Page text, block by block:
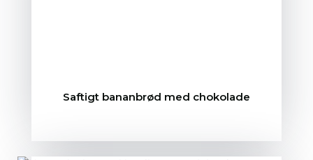
Saftigt bananbrød med chokolade